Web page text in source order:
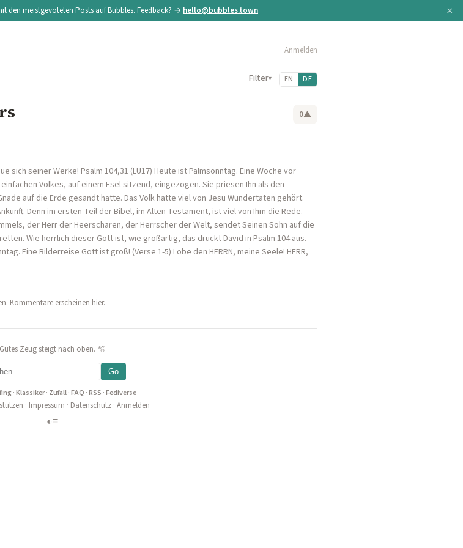
den meistgevoteten Posts auf Bubbles. Feedback? → hello@bubbles.town ×
Anmelden
Filter▾ EN DE
0▲
sich seiner Werke! Psalm 104,31 (LU17) Heute ist Palmsonntag. Eine Woche vor
Volkes, auf einem Esel sitzend, eingezogen. Sie priesen Ihn als den
auf die Erde gesandt hatte. Das Volk hatte viel von Jesu Wundertaten gehört.
Denn im ersten Teil der Bibel, im Alten Testament, ist viel von Ihm die Rede.
der Herr der Heerscharen, der Herrscher der Welt, sendet Seinen Sohn auf die
Wie herrlich dieser Gott ist, wie großartig, das drückt David in Psalm 104 aus.
Eine Bilderreise Gott ist groß! (Verse 1-5) Lobe den HERRN, meine Seele! HERR,
Kommentare erscheinen hier.
Gutes Zeug steigt nach oben. 🫧
Go
·Klassiker· Zufall·FAQ ·RSS ·Fediverse
· Impressum · Datenschutz· Anmelden
◐ ≡